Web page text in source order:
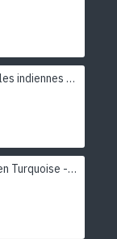
Turquoise-Boucles d'Oreilles indiennes Turquoise-Bijoux Inde
Turquoise - Pendentif indien Turquoise - Bijoux Inde